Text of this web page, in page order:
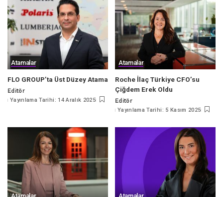
Atamalar
FLO GROUP’ta Üst Düzey Atama
Posted
by
Editör
Yayınlama Tarihi: 14 Aralık 2025
Atamalar
Roche İlaç Türkiye CFO’su
Çiğdem Erek Oldu
Posted
by
Editör
Yayınlama Tarihi: 5 Kasım 2025